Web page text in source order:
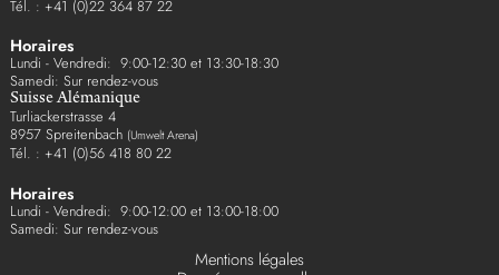
Tél. : +41 (0)22 364 87 22
Horaires
Lundi - Vendredi: 9:00-12:30 et 13:30-18:30
Samedi: Sur rendez-vous
Suisse Alémanique
Turliackerstrasse 4
8957 Spreitenbach (Umwelt Arena)
Tél. : +41 (0)56 418 80 22
Horaires
Lundi - Vendredi: 9:00-12:00 et 13:00-18:00
Samedi: Sur rendez-vous
Mentions légales